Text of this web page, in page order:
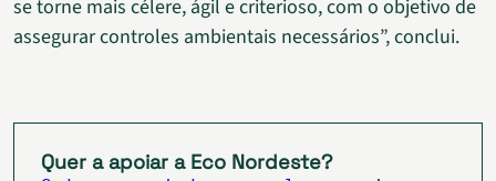
se torne mais célere, ágil e criterioso, com o objetivo de
assegurar controles ambientais necessários”, conclui.
Quer a apoiar a Eco Nordeste?